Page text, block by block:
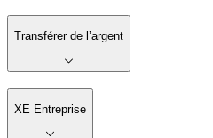
Transférer de l’argent
XE Entreprise